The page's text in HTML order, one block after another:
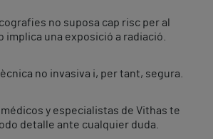
no suposa cap risc per al
implica una exposició a radiació.
no invasiva i, per tant, segura.
y especialistas de Vithas te
detalle ante cualquier duda.